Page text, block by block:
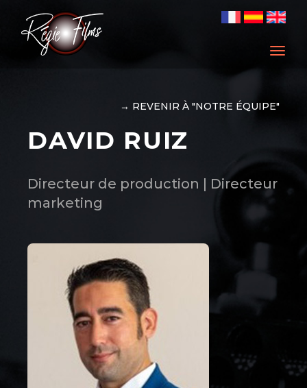
→ REVENIR À "NOTRE ÉQUIPE"
DAVID RUIZ
Directeur de production | Directeur
marketing